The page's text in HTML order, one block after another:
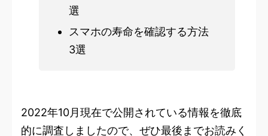
選
スマホの寿命を確認する方法
3選
2022年10月現在で公開されている情報を徹底
的に調査しましたので、ぜひ最後までお読みく